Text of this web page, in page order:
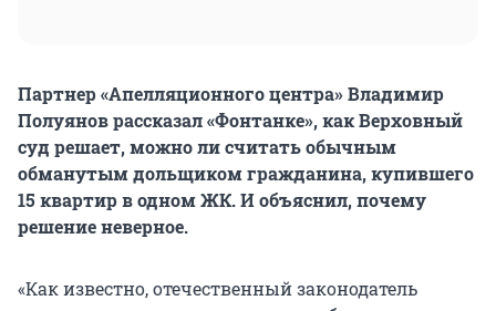
Партнер «Апелляционного центра» Владимир
Полуянов рассказал «Фонтанке», как Верховный
суд решает, можно ли считать обычным
обманутым дольщиком гражданина, купившего
15 квартир в одном ЖК. И объяснил, почему
решение неверное.
«Как известно, отечественный законодатель